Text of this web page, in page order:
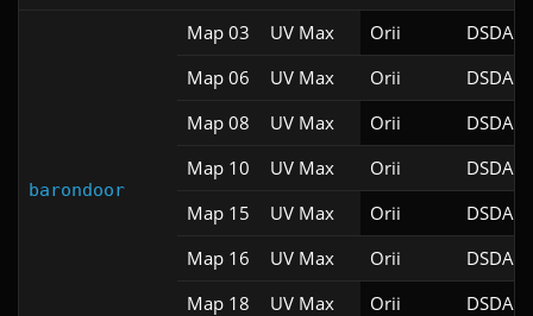
barondoor
Map 03 UV Max Orii
DSDA-
Map 06
UV Max Orii
DSDA-
Map 08
UV Max Orii
DSDA-
Map 10
UV Max Orii
DSDA-
Map 15
UV Max Orii
DSDA-
Map 16
UV Max Orii
DSDA-
Map 18
UV Max Orii
DSDA-